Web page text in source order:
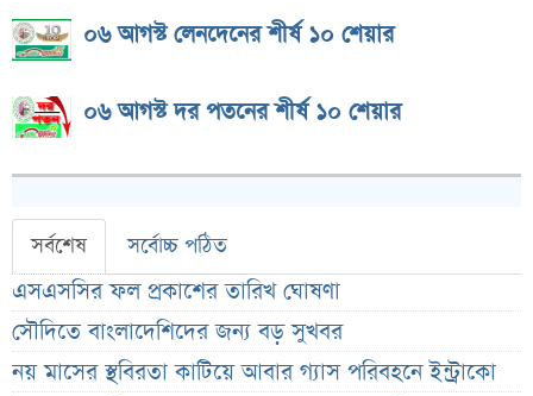
০৬ আগস্ট লেনদেনের শীর্ষ ১০ শেয়ার
০৬ আগস্ট দর পতনের শীর্ষ ১০ শেয়ার
সর্বশেষ সর্বোচ্চ পঠিত
এসএসসির ফল প্রকাশের তারিখ ঘোষণা
সৌদিতে বাংলাদেশিদের জন্য বড় সুখবর
নয় মাসের স্থবিরতা কাটিয়ে আবার গ্যাস পরিবহনে ইন্ট্রাকো